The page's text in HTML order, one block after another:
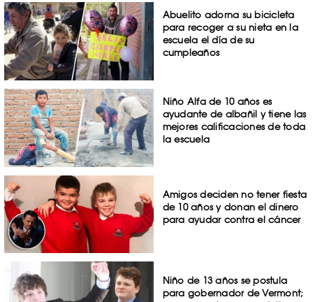
Abuelito adorna su bicicleta
para recoger a su nieta en la
escuela el día de su
cumpleaños
Niño Alfa de 10 años es
ayudante de albañil y tiene las
mejores calificaciones de toda
la escuela
Amigos deciden no tener fiesta
de 10 años y donan el dinero
para ayudar contra el cáncer
Niño de 13 años se postula
para gobernador de Vermont;